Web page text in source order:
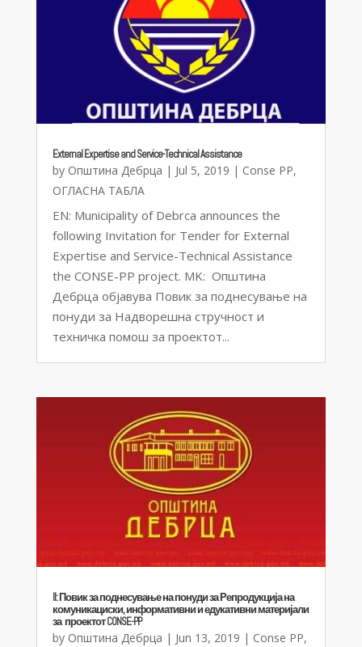
External Expertise and Service-Technical Assistance
by Општина Дебрца | Jul 5, 2019 | Conse PP,
ОГЛАСНА ТАБЛА
EN: Municipality of Debrca announces the
following Invitation for Tender for External
Expertise and Service-Technical Assistance
the CONSE-PP project. MK: Општина
Дебрца објавува Повик за поднесување на
понуди за Надворешна стручност и
техничка помош за проектот...
II: Повик за поднесување на понуди за Репродукција на
комуникациски, информативни и едукативни материјали
за проектот CONSE-PP
by Општина Дебрца | Jun 13, 2019 | Conse PP,